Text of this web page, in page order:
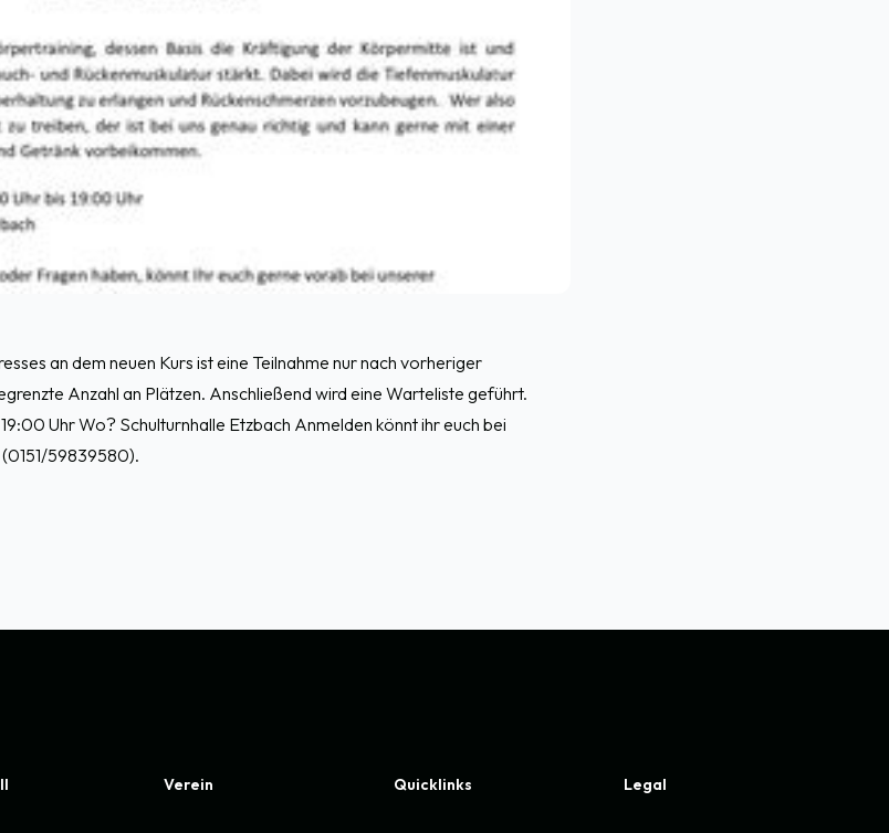
an dem neuen Kurs ist eine Teilnahme nur nach vorheriger
Anzahl an Plätzen. Anschließend wird eine Warteliste geführt.
Uhr Wo? Schulturnhalle Etzbach Anmelden könnt ihr euch bei
59839580).
Verein Quicklinks Legal